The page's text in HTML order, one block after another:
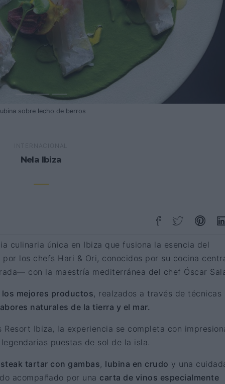
sobre lecho de berros
Nela Ibiza
culinaria única en Ibiza que fusiona la esencia del
los chefs Hari & Ori, conocidos por su cocina
con la maestría mediterránea del chef Óscar
mejores productos, realzados a través de técnicas
naturales de la tierra y el mar.
Ibiza, la experiencia se completa con
puestas de sol de la isla.
steak tartar con gambas, lubina en crudo y una
acompañado por una carta de vinos especialmente